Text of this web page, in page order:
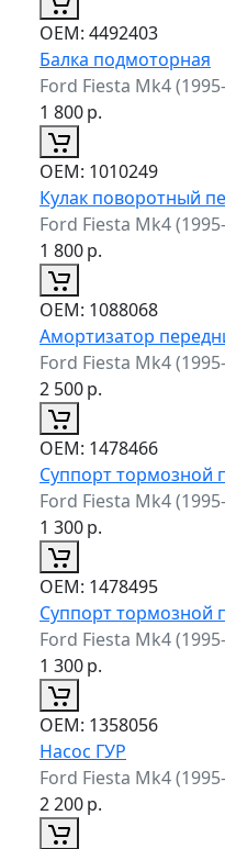
ОЕМ: 4492403
Балка подмоторная
Ford Fiesta Mk4
1 800р.
ОЕМ: 1010249
Кулак поворотный
Ford Fiesta Mk4
1 800р.
ОЕМ: 1088068
Амортизатор
Ford Fiesta Mk4
2 500р.
ОЕМ: 1478466
Суппорт тормозной
Ford Fiesta Mk4
1 300р.
ОЕМ: 1478495
Суппорт тормозной
Ford Fiesta Mk4
1 300р.
ОЕМ: 1358056
Насос ГУР
Ford Fiesta Mk4
2 200р.